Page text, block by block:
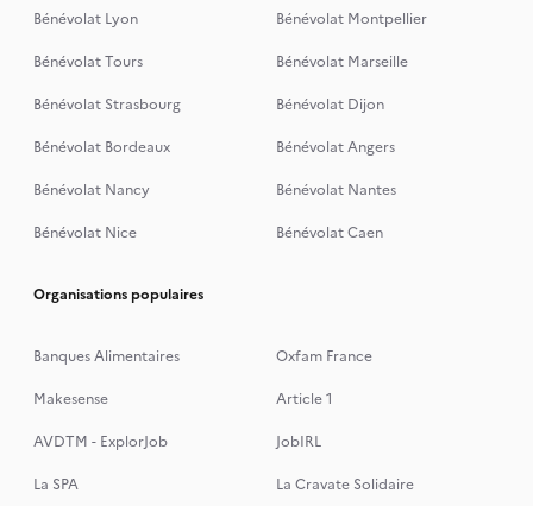
Bénévolat Lyon
Bénévolat Montpellier
Bénévolat Tours
Bénévolat Marseille
Bénévolat Strasbourg
Bénévolat Dijon
Bénévolat Bordeaux
Bénévolat Angers
Bénévolat Nancy
Bénévolat Nantes
Bénévolat Nice
Bénévolat Caen
Organisations populaires
Banques Alimentaires
Oxfam France
Makesense
Article 1
AVDTM - ExplorJob
JobIRL
La SPA
La Cravate Solidaire